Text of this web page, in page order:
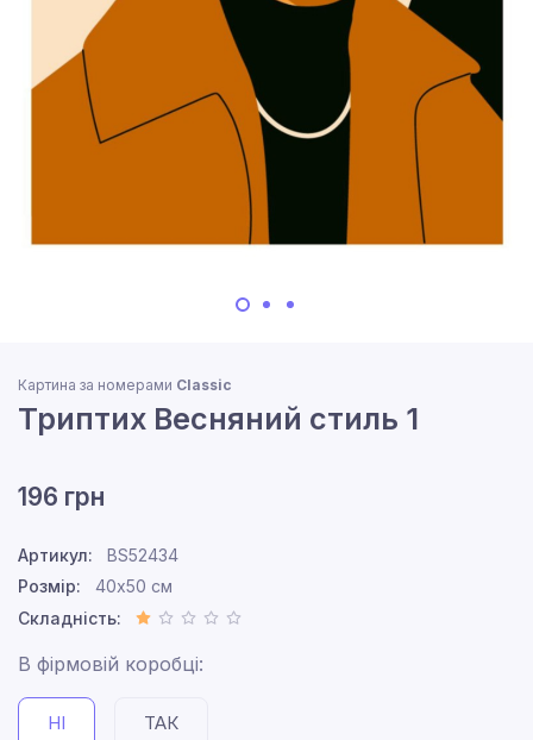
Картина за номерами Classic
Триптих Весняний стиль 1
196 грн
Артикул:
BS52434
Розмір:
40x50 см
Складність:
В фірмовій коробці:
НІ ТАК